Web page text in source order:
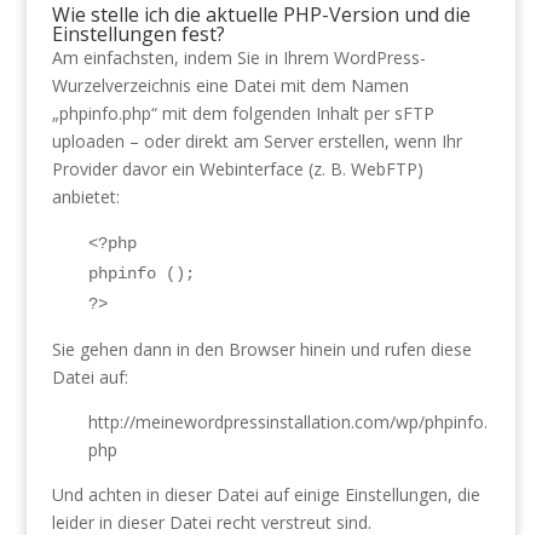
Wie stelle ich die aktuelle PHP-Version und die
Einstellungen fest?
Am einfachsten, indem Sie in Ihrem WordPress-
Wurzelverzeichnis eine Datei mit dem Namen
„phpinfo.php“ mit dem folgenden Inhalt per sFTP
uploaden – oder direkt am Server erstellen, wenn Ihr
Provider davor ein Webinterface (z. B. WebFTP)
anbietet:
<?php
phpinfo ();
?>
Sie gehen dann in den Browser hinein und rufen diese
Datei auf:
http://meinewordpressinstallation.com/wp/phpinfo.
php
Und achten in dieser Datei auf einige Einstellungen, die
leider in dieser Datei recht verstreut sind.